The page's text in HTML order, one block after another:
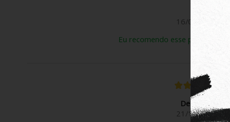
16/03/2026
Eu recomendo esse produto.
Deivison N.
21/11/2025